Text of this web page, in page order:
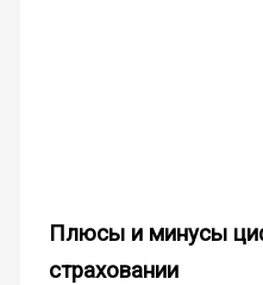
Плюсы и минусы
страховании